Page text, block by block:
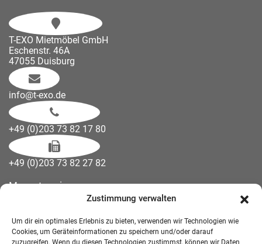
Zustimmung verwalten
Um dir ein optimales Erlebnis zu bieten, verwenden wir Technologien wie
Cookies, um Geräteinformationen zu speichern und/oder darauf
zuzugreifen. Wenn du diesen Technologien zustimmst, können wir Daten
T-EXO Mietmöbel GmbH
Eschenstr. 46A
47055 Duisburg
info@t-exo.de
+49 (0)203 73 82 17 80
+49 (0)203 73 82 27 82
Messetermine
Downloads
Wandelemente